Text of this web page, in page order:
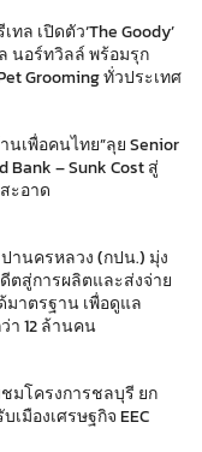
ล เปิดตัว‘The Goody’
นอร์ทวิลล์ พร้อมรุก
Grooming ทั่วประเทศ
เพื่อคนไทย”ลุย Senior
Bank – Sunk Cost สู่
ะอาด
านครหลวง (กปน.) มุ่ง
สู่การผลิตและส่งจ่าย
าตรฐาน เพื่อดูแล
12 ล้านคน
มโครงการชลบุรี ยก
มืองเศรษฐกิจ EEC